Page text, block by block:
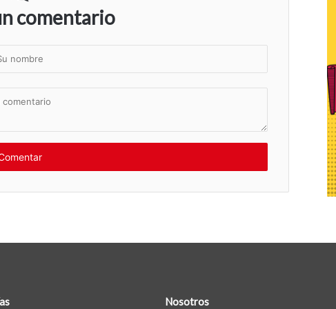
comentario
Nosotros